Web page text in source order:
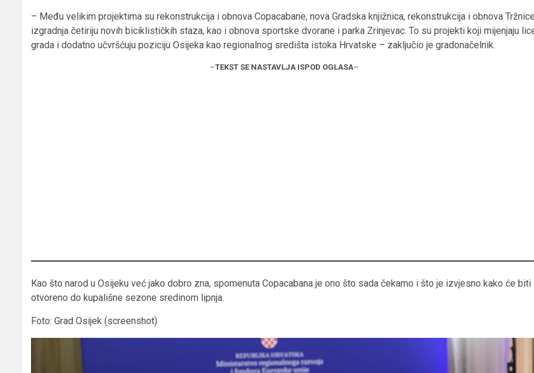
– Među velikim projektima su rekonstrukcija i obnova Copacabane, nova Gradska knjižnica, rekonstrukcija i obnova
izgradnja četiriju novih biciklističkih staza, kao i obnova sportske dvorane i parka Zrinjevac. To su projekti koji mijenjaju
grada i dodatno učvršćuju poziciju Osijeka kao regionalnog središta istoka Hrvatske – zaključio je gradonačelnik.
–TEKST SE NASTAVLJA ISPOD OGLASA–
Kao što narod u Osijeku već jako dobro zna, spomenuta Copacabana je ono što sada čekamo i što je izvjesno kako će biti
otvoreno do kupališne sezone sredinom lipnja.
Foto: Grad Osijek (screenshot)